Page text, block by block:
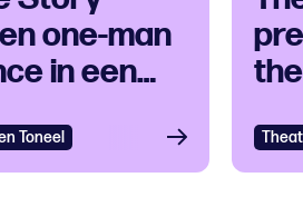
one-man
in een
Toneel